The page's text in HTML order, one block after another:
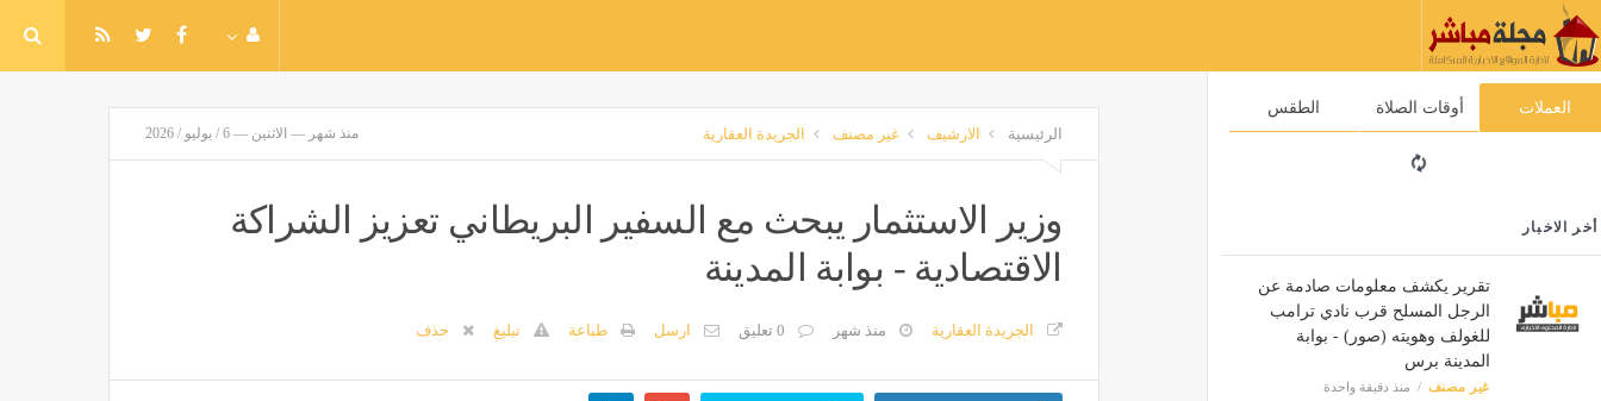
العملات أوقات الصلاة الطقس
أخر الاخبار
تقرير يكشف معلومات صادمة عن
الرجل المسلح قرب نادي ترامب
للغولف وهويته (صور) - بوابة
المدينة برس
غير مصنف منذ دقيقة واحدة
الرئيسية الارشيف غير مصنف الجريدة العقارية منذ شهر — الاثنين — 6 / يوليو / 2026
وزير الاستثمار يبحث مع السفير البريطاني تعزيز الشراكة
الاقتصادية - بوابة المدينة
الجريدة العقارية منذ شهر 0 تعليق ارسل طباعة تبليغ حذف